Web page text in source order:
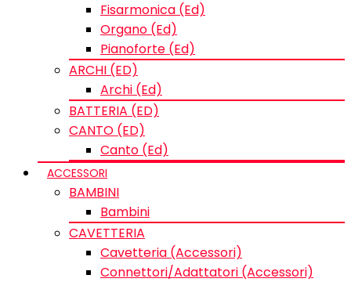
Fisarmonica (Ed)
Organo (Ed)
Pianoforte (Ed)
ARCHI (ED)
Archi (Ed)
BATTERIA (ED)
CANTO (ED)
Canto (Ed)
ACCESSORI
BAMBINI
Bambini
CAVETTERIA
Cavetteria (Accessori)
Connettori/Adattatori (Accessori)